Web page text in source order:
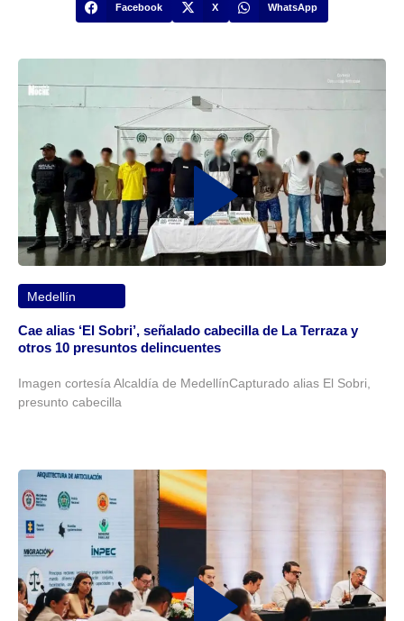
Facebook X WhatsApp
Medellín
Cae alias ‘El Sobri’, señalado cabecilla de La Terraza y
otros 10 presuntos delincuentes
Imagen cortesía Alcaldía de MedellínCapturado alias El Sobri,
presunto cabecilla